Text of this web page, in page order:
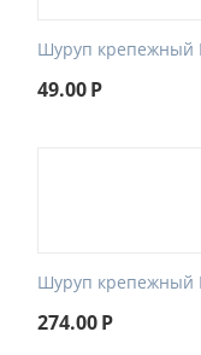
Шуруп крепежный
49.00Р
Шуруп крепежный
274.00Р